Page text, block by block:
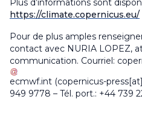
Plus d’informations sont
https://climate.copernicus.eu/
Pour de plus amples
contact avec NURIA LOPEZ,
communication. Courriel:
ecmwf.int (copernicus-
949 9778 – Tél. port.: +44 739